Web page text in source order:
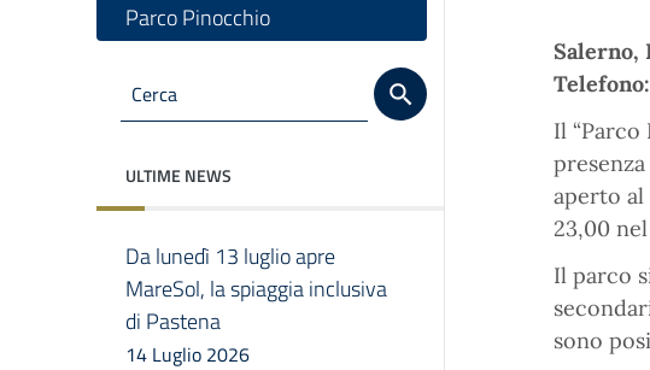
Parco Pinocchio
ULTIME NEWS
Da lunedì 13 luglio apre
MareSol, la spiaggia inclusiva
di Pastena
14 Luglio 2026
Salerno,
Il “Parco
aperto al
23,00
Il parco
sono